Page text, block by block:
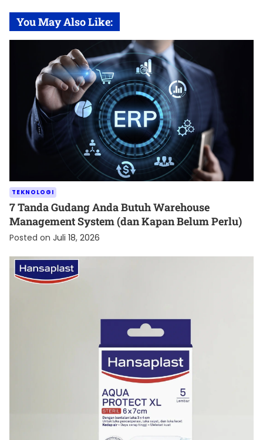
You May Also Like:
TEKNOLOGI
7 Tanda Gudang Anda Butuh Warehouse
Management System (dan Kapan Belum Perlu)
Posted on Juli 18, 2026
Cara Menjaga Luka agar Cepat Kering dan Tetap